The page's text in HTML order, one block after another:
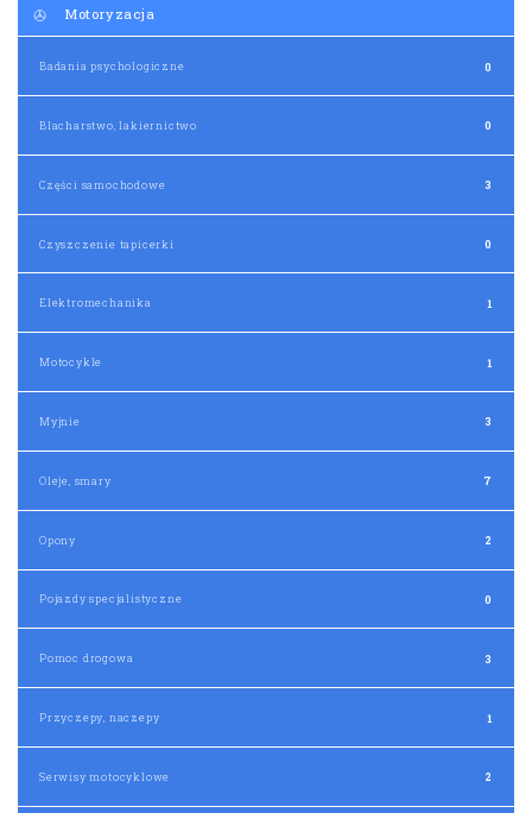
Motoryzacja
Badania psychologiczne 0
Blacharstwo, lakiernictwo 0
Części samochodowe 3
Czyszczenie tapicerki 0
Elektromechanika 1
Motocykle 1
Myjnie 3
Oleje, smary 7
Opony 2
Pojazdy specjalistyczne 0
Pomoc drogowa 3
Przyczepy, naczepy 1
Serwisy motocyklowe 2